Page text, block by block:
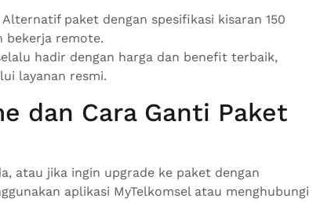
Alternatif paket dengan spesifikasi kisaran 150
bekerja remote.
hadir dengan harga dan benefit terbaik,
layanan resmi.
dan Cara Ganti Paket
atau jika ingin upgrade ke paket dengan
aplikasi MyTelkomsel atau menghubungi